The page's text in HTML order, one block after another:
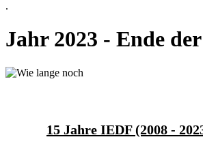
.
Jahr 2023 - Ende
15 Jahre IEDF (2008 -